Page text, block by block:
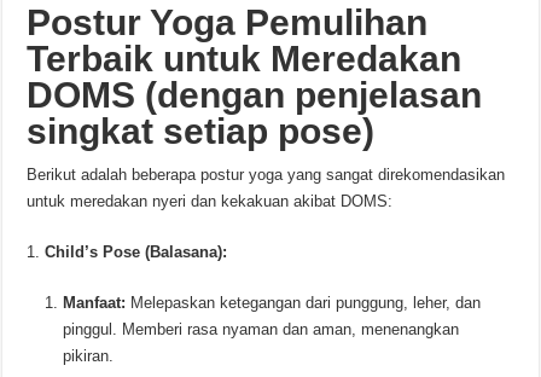
Postur Yoga Pemulihan
Terbaik untuk Meredakan
DOMS (dengan penjelasan
singkat setiap pose)
Berikut adalah beberapa postur yoga yang sangat direkomendasikan
untuk meredakan nyeri dan kekakuan akibat DOMS:
Child’s Pose (Balasana):
Manfaat: Melepaskan ketegangan dari punggung, leher, dan
pinggul. Memberi rasa nyaman dan aman, menenangkan
pikiran.